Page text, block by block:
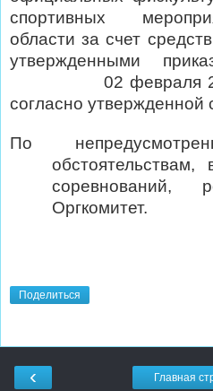
спортивных
области за счет
утвержденными
02 февраля
согласно утвержденной
По
соревнований,
Оргкомитет.
Поделиться
‹ Главная